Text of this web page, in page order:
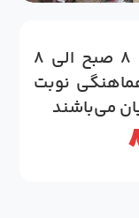
همكاران ما همه روزه از ساعت ۸ صبح الی ۸
نوبت
می‌باشند